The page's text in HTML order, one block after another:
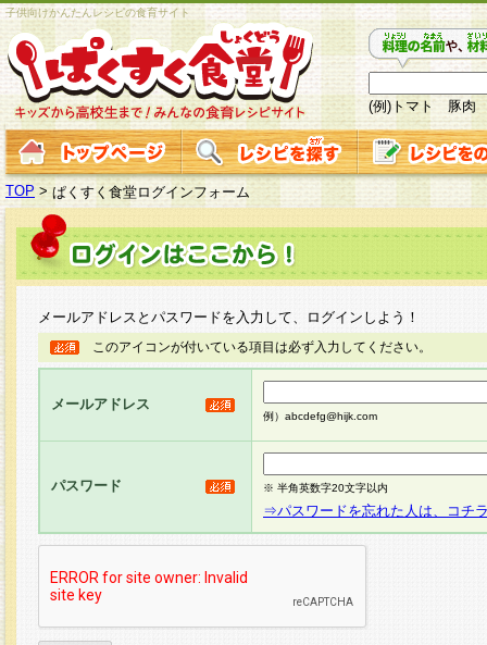
子供向けかんたんレシピの食育サイト
(例)トマト 豚肉
TOP > ぱくすく食堂ログインフォーム
メールアドレスとパスワードを入力して、ログインしよう！
このアイコンが付いている項目は必ず入力してください。
メールアドレス
例）abcdefg@hijk.com
パスワード ※ 半角英数字20文字以内
⇒パスワードを忘れた人は、コチ